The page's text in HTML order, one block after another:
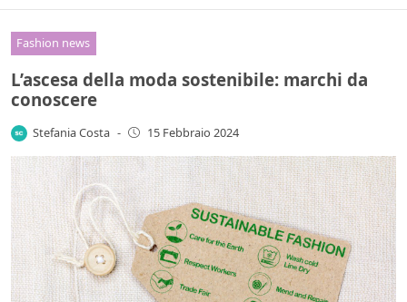
Fashion news
L’ascesa della moda sostenibile: marchi da
conoscere
Stefania Costa - 15 Febbraio 2024